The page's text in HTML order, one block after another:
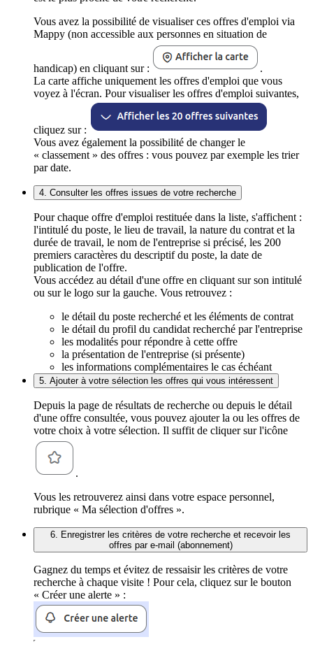
Vous avez la possibilité de visualiser ces offres d'emploi via
Mappy (non accessible aux personnes en situation de
handicap) en cliquant sur :
.
La carte affiche uniquement les offres d'emploi que vous
voyez à l'écran. Pour visualiser les offres d'emploi suivantes,
cliquez sur :
Vous avez également la possibilité de changer le
« classement » des offres : vous pouvez par exemple les trier
par date.
4. Consulter les offres issues de votre recherche
Pour chaque offre d'emploi restituée dans la liste, s'affichent :
l'intitulé du poste, le lieu de travail, la nature du contrat et la
durée de travail, le nom de l'entreprise si précisé, les 200
premiers caractères du descriptif du poste, la date de
publication de l'offre.
Vous accédez au détail d'une offre en cliquant sur son intitulé
ou sur le logo sur la gauche. Vous retrouvez :
le détail du poste recherché et les éléments de contrat
le détail du profil du candidat recherché par l'entreprise
les modalités pour répondre à cette offre
la présentation de l'entreprise (si présente)
les informations complémentaires le cas échéant
5. Ajouter à votre sélection les offres qui vous intéressent
Depuis la page de résultats de recherche ou depuis le détail
d'une offre consultée, vous pouvez ajouter la ou les offres de
votre choix à votre sélection. Il suffit de cliquer sur l'icône
.
Vous les retrouverez ainsi dans votre espace personnel,
rubrique « Ma sélection d'offres ».
6. Enregistrer les critères de votre recherche et recevoir les
offres par e-mail (abonnement)
Gagnez du temps et évitez de ressaisir les critères de votre
recherche à chaque visite ! Pour cela, cliquez sur le bouton
« Créer une alerte » :